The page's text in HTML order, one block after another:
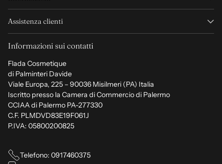
Assistenza clienti
Informazioni sui contatti
Flada Cosmetique
di Palminteri Davide
Viale Europa, 225 – 90036 Misilmeri (PA) Italia
Iscritto presso la Camera di Commercio di Palermo
CCIAA di Palermo PA-277330
C.F. PLMDVD83E19F061J
P.IVA: 05800200825
Telefono: 0917460375